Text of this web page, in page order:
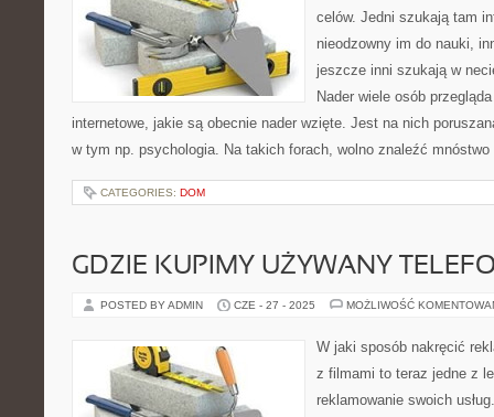
celów. Jedni szukają tam
nieodzowny im do nauki,
jeszcze inni szukają w
Nader wiele osób
internetowe, jakie są obecnie nader wzięte. Jest na nich
w tym np. psychologia. Na takich forach, wolno znaleźć
CATEGORIES: DOM
GDZIE KUPIMY UŻYWANY
POSTED BY ADMIN CZE - 27 - 2025 MOŻLIWOŚĆ
W jaki sposób nakręcić
z filmami to teraz jedne z
reklamowanie swoich